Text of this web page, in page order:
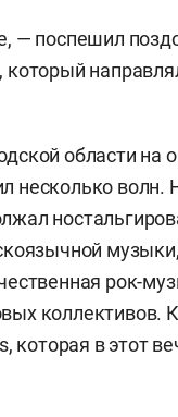
— поспешил
, который
области на
несколько волн.
рок-
которая в этот